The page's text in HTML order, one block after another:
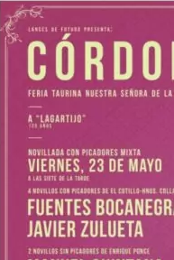
ACTUALITÉS TAURINES
CHRONIQUES TAURINES 2026